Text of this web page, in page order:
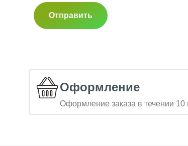
Оформление
Оформление заказа в течении 10